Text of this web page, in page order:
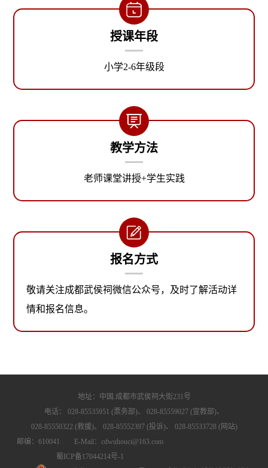
授课年段
小学2-6年级段
教学方法
老师课堂讲授+学生实践
报名方式
敬请关注成都武侯祠微信公众号，及时了解活动详
情和报名信息。
地址：中国.成都市武侯祠大街231号
电话：
028-85535951 (票务部)、
028-85559027 (宣教部)、
028-85550322 (救援)、
028-85552397 (投诉)、
028-85533728 (网站)
邮编：610041 E-Mail：cdwuhouci@163.com
蜀ICP备17044214号-1